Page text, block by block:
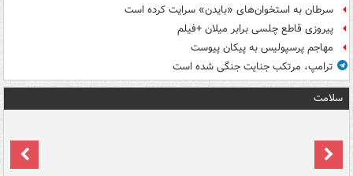
سرطان به استخوان‌های «بایدن» سرایت کرده است
پیروزی قاطع چلسی برابر میلان +فیلم
مهاجم پرسپولیس به پیکان پیوست
ترامپ، مرتکب جنایت جنگی شده است
سلامت